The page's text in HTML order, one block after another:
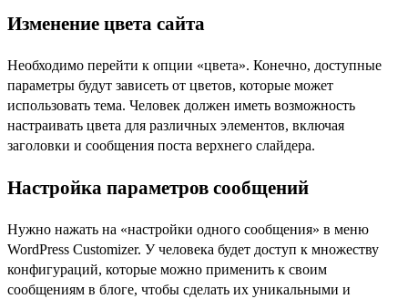
Изменение цвета сайта
Необходимо перейти к опции «цвета». Конечно, доступные
параметры будут зависеть от цветов, которые может
использовать тема. Человек должен иметь возможность
настраивать цвета для различных элементов, включая
заголовки и сообщения поста верхнего слайдера.
Настройка параметров сообщений
Нужно нажать на «настройки одного сообщения» в меню
WordPress Customizer. У человека будет доступ к множеству
конфигураций, которые можно применить к своим
сообщениям в блоге, чтобы сделать их уникальными и